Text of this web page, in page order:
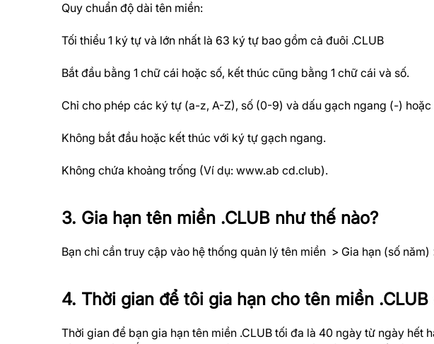
Quy chuẩn độ dài tên miền:
Tối thiểu 1 ký tự và lớn nhất là 63 ký tự bao gồm cả đuôi .CLUB
Bắt đầu bằng 1 chữ cái hoặc số, kết thúc cũng bằng 1 chữ cái và số.
Chỉ cho phép các ký tự (a-z, A-Z), số (0-9) và dấu gạch ngang (-)
Không bắt đầu hoặc kết thúc với ký tự gạch ngang.
Không chứa khoảng trống (Ví dụ: www.ab cd.club).
3. Gia hạn tên miền .CLUB như thế nào?
Bạn chỉ cần truy cập vào hệ thống quản lý tên miền > Gia hạn (số năm)
4. Thời gian để tôi gia hạn cho tên miền
Thời gian để bạn gia hạn tên miền .CLUB tối đa là 40 ngày từ ngày